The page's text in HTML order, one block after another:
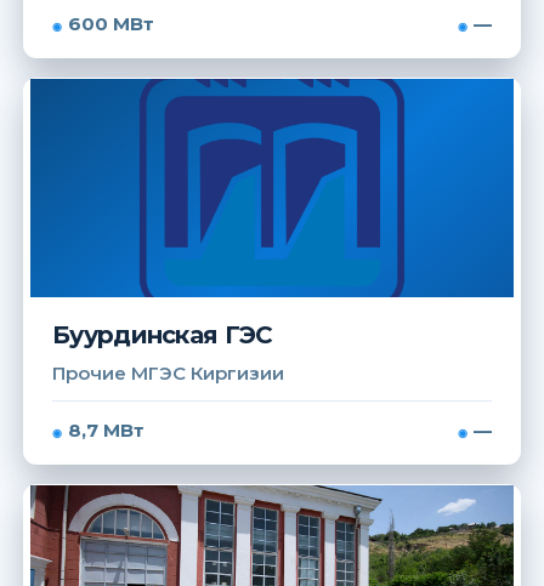
600 МВт —
Буурдинская ГЭС
Прочие МГЭС Киргизии
8,7 МВт —